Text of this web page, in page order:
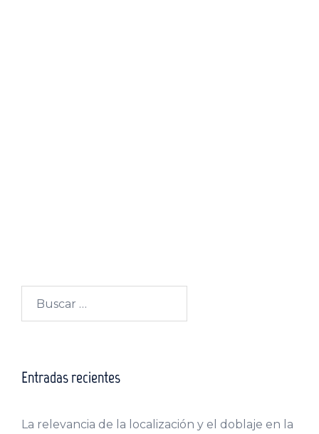
Entradas recientes
La relevancia de la localización y el doblaje en la